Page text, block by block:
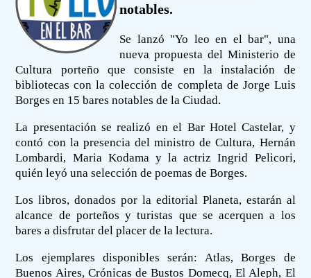
notables.
Se lanzó "Yo leo en el bar", una
nueva propuesta del Ministerio de
Cultura porteño que consiste en la instalación de
bibliotecas con la colección de completa de Jorge Luis
Borges en 15 bares notables de la Ciudad.
La presentación se realizó en el Bar Hotel Castelar, y
contó con la presencia del ministro de Cultura, Hernán
Lombardi, Maria Kodama y la actriz Ingrid Pelicori,
quién leyó una selección de poemas de Borges.
Los libros, donados por la editorial Planeta, estarán al
alcance de porteños y turistas que se acerquen a los
bares a disfrutar del placer de la lectura.
Los ejemplares disponibles serán: Atlas, Borges de
Buenos Aires, Crónicas de Bustos Domecq, El Aleph, El